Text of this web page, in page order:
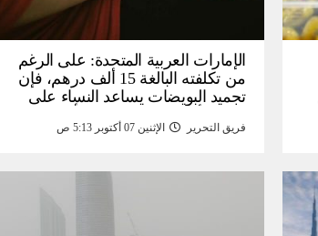
الإمارات العربية المتحدة: على الرغم
من تكلفته البالغة 15 ألف درهم، فإن
تجميد البويضات يساعد النساء على
أخبار
فريق التحرير الإثنين 07 أكتوبر 5:13 ص